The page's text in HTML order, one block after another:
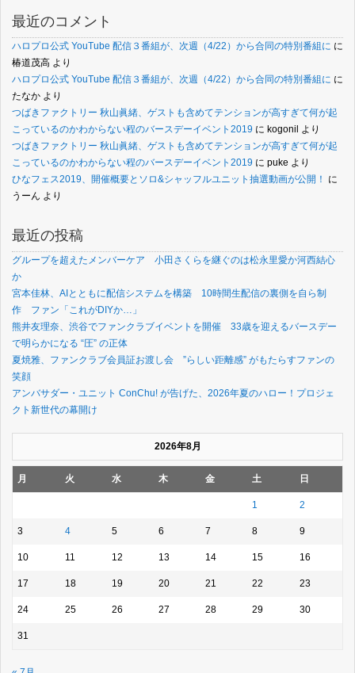
最近のコメント
ハロプロ公式 YouTube 配信３番組が、次週（4/22）から合同の特別番組に に
椿道茂高 より
ハロプロ公式 YouTube 配信３番組が、次週（4/22）から合同の特別番組に に
たなか より
つばきファクトリー 秋山眞緒、ゲストも含めてテンションが高すぎて何が起
こっているのかわからない程のバースデーイベント2019 に kogonil より
つばきファクトリー 秋山眞緒、ゲストも含めてテンションが高すぎて何が起
こっているのかわからない程のバースデーイベント2019 に puke より
ひなフェス2019、開催概要とソロ&シャッフルユニット抽選動画が公開！
に
うーん より
最近の投稿
グループを超えたメンバーケア 小田さくらを継ぐのは松永里愛か河西結心
か
宮本佳林、AIとともに配信システムを構築 10時間生配信の裏側を自ら制
作 ファン「これがDIYか…」
熊井友理奈、渋谷でファンクラブイベントを開催 33歳を迎えるバースデー
で明らかになる “圧” の正体
夏焼雅、ファンクラブ会員証お渡し会 ”らしい距離感” がもたらすファンの
笑顔
アンバサダー・ユニット ConChu! が告げた、2026年夏のハロー！プロジェ
クト新世代の幕開け
2026年8月
月 火 水 木 金 土 日
1 2
3 4 5 6 7 8 9
10 11 12 13 14 15 16
17 18 19 20 21 22 23
24 25 26 27 28 29 30
31